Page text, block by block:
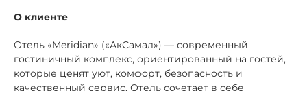
О клиенте
Отель «Meridian» («АкСамал») — современный
гостиничный комплекс, ориентированный на гостей,
которые ценят уют, комфорт, безопасность и
качественный сервис. Отель сочетает в себе